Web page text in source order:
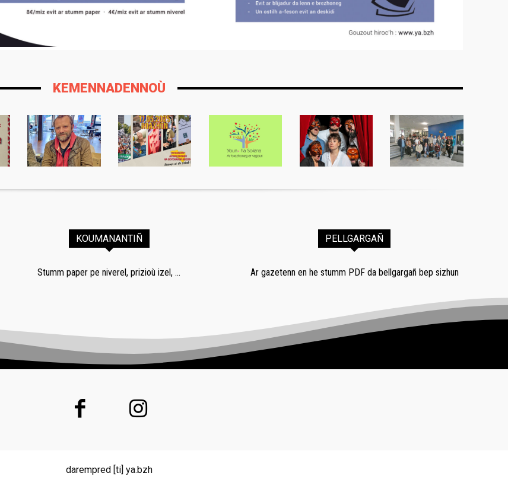
KEMENNADENNOÙ
KOUMANANTIÑ
Stumm paper pe niverel, prizioù izel, ...
PELLGARGAÑ
Ar gazetenn en he stumm PDF da bellgargañ bep sizhun
darempred [ti] ya.bzh